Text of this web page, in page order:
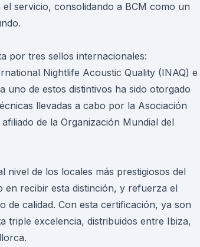
servicio, consolidando a BCM como un
por tres sellos internacionales:
Nightlife Acoustic Quality (INAQ) e
uno de estos distintivos ha sido otorgado
llevadas a cabo por la Asociación
de la Organización Mundial del
nivel de los locales más prestigiosos del
en recibir esta distinción, y refuerza el
de calidad. Con esta certificación, ya son
triple excelencia, distribuidos entre Ibiza,